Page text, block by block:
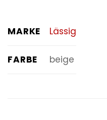
MARKE Lässig
FARBE beige